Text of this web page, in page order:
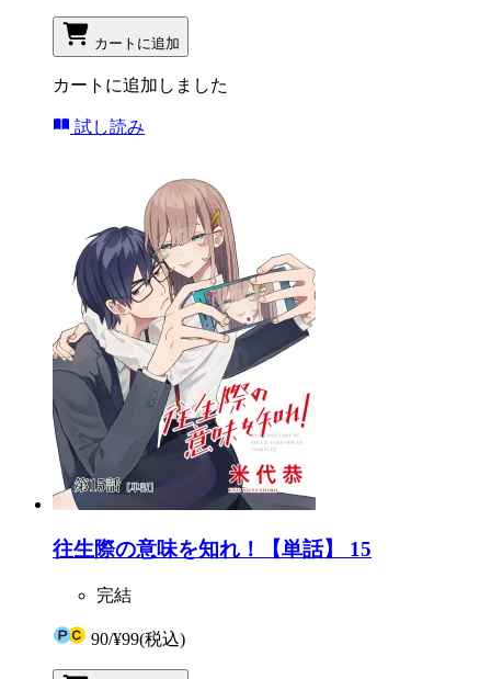
カートに追加
カートに追加しました
試し読み
往生際の意味を知れ！【単話】 15
完結
90/¥99(税込)